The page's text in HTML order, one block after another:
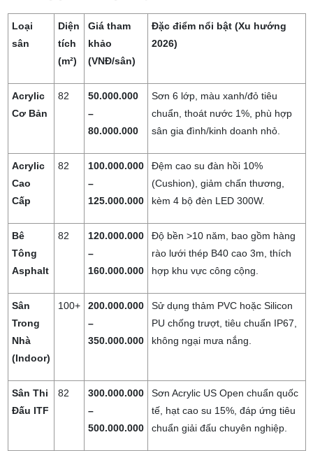
Bảng giá thi công sân pickleball Thành Phát 2026
Loại
Diện
tích
Giá tham
khảo
Đặc điểm nổi bật (Xu hướng
Acrylic
50.000.000
–
Sơn 6 lớp, màu xanh/đỏ tiêu
chuẩn, thoát nước 1%, phù hợp
Acrylic
Cao
100.000.000
–
Đệm cao su đàn hồi 10%
(Cushion), giảm chấn thương,
Bê
Tông
120.000.000
–
Độ bền >10 năm, bao gồm hàng
rào lưới thép B40 cao 3m, thích
Sân
Trong
Nhà
200.000.000
–
Sử dụng thảm PVC hoặc Silicon
PU chống trượt, tiêu chuẩn IP67,
Sân Thi
300.000.000
–
Sơn Acrylic US Open chuẩn quốc
tế, hạt cao su 15%, đáp ứng tiêu